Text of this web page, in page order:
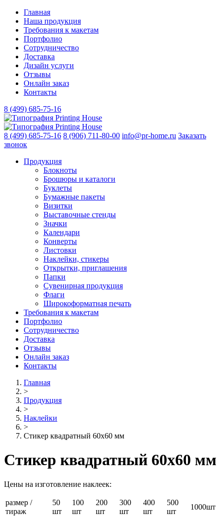
Главная
Наша продукция
Требования к макетам
Портфолио
Сотрудничество
Доставка
Дизайн услуги
Отзывы
Онлайн заказ
Контакты
8 (499) 685-75-16
8 (499) 685-75-16 8 (906) 711-80-00 info@pr-home.ru Заказать
звонок
Продукция
Блокноты
Брошюры и каталоги
Буклеты
Бумажные пакеты
Визитки
Выставочные стенды
Значки
Календари
Конверты
Листовки
Наклейки, стикеры
Открытки, приглашения
Папки
Сувенирная продукция
Флаги
Широкоформатная печать
Требования к макетам
Портфолио
Сотрудничество
Доставка
Отзывы
Онлайн заказ
Контакты
Главная
>
Продукция
>
Наклейки
>
Стикер квадратный 60х60 мм
Стикер квадратный 60х60 мм
Цены на изготовление наклеек:
размер /
тираж
50
шт
100
шт
200
шт
300
шт
400
шт
500
шт
1000шт